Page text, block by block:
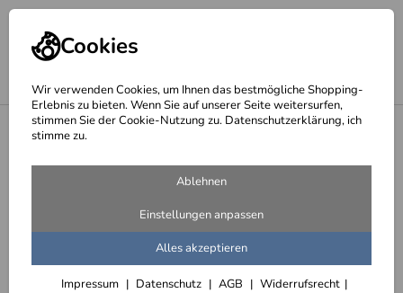
Cookies
Wir verwenden Cookies, um Ihnen das bestmögliche Shopping-
Erlebnis zu bieten. Wenn Sie auf unserer Seite weitersurfen,
stimmen Sie der Cookie-Nutzung zu. Datenschutzerklärung, ich
stimme zu.
Ablehnen
Einstellungen anpassen
Alles akzeptieren
Impressum Datenschutz AGB
Widerrufsrecht
Verschiedene Gartenobjekte